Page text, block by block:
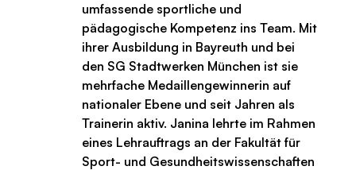
umfassende sportliche und
pädagogische Kompetenz ins Team. Mit
ihrer Ausbildung in Bayreuth und bei
den SG Stadtwerken München ist sie
mehrfache Medaillengewinnerin auf
nationaler Ebene und seit Jahren als
Trainerin aktiv. Janina lehrte im Rahmen
eines Lehrauftrags an der Fakultät für
Sport- und Gesundheitswissenschaften